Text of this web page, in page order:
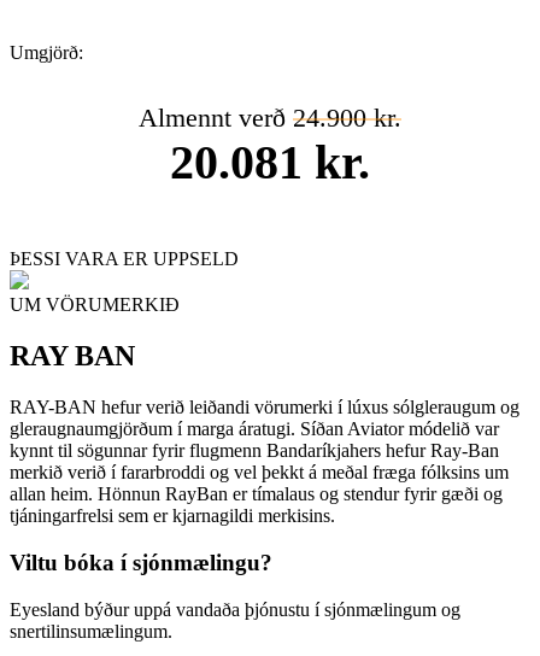
Umgjörð:
Almennt verð 24.900 kr.
20.081 kr.
ÞESSI VARA ER UPPSELD
UM VÖRUMERKIÐ
RAY BAN
RAY-BAN hefur verið leiðandi vörumerki í lúxus sólgleraugum og
gleraugnaumgjörðum í marga áratugi. Síðan Aviator módelið var
kynnt til sögunnar fyrir flugmenn Bandaríkjahers hefur Ray-Ban
merkið verið í fararbroddi og vel þekkt á meðal fræga fólksins um
allan heim. Hönnun RayBan er tímalaus og stendur fyrir gæði og
tjáningarfrelsi sem er kjarnagildi merkisins.
Viltu bóka í sjónmælingu?
Eyesland býður uppá vandaða þjónustu í sjónmælingum og
snertilinsumælingum.